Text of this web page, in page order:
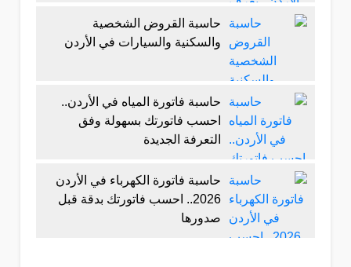
حاسبة القروض الشخصية
والسكنية والسيارات في الأردن
حاسبة فاتورة المياه في الأردن..
احسب فاتورتك بسهولة وفق
التعرفة الجديدة
حاسبة فاتورة الكهرباء في الأردن
2026.. احسب فاتورتك بدقة قبل
صدورها